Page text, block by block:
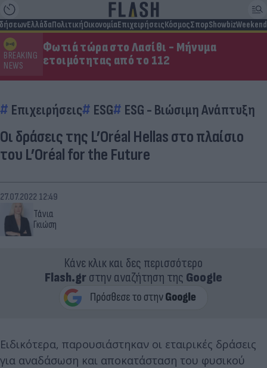
ΕλλάδαΠολιτικήΟικονομίαΕπιχειρήσειςΚόσμοςΣπορShowbizWeekend
BREAKING
NEWS
Φωτιά τώρα στο Λασίθι - Μήνυμα
ετοιμότητας από το 112
Επιχειρήσεις ESG ESG - Bιώσιμη Aνάπτυξη
Οι δράσεις της L’Oréal Hellas στο πλαίσιο
του L’Oréal for the Future
Τάνια
Γκιώση
27.07.2022 12:49
Κάνε κλικ και δες περισσότερο
Flash.grστην αναζήτηση της Google
Ειδικότερα, παρουσιάστηκαν οι εταιρικές δράσεις
για αναδάσωση και αποκατάσταση του φυσικού